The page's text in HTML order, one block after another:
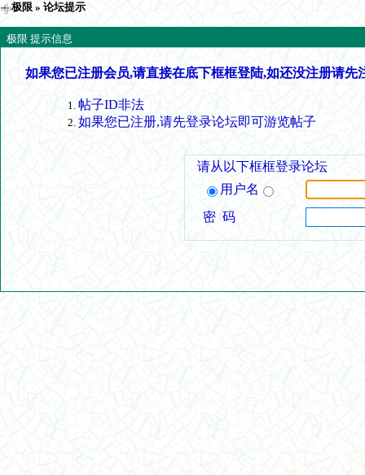
极限 » 论坛提示
极限 提示信息
如果您已注册会员,请直接在底下框框登陆,如还没注册请先
帖子ID非法
如果您已注册,请先登录论坛即可游览帖子
请从以下框框登录论坛
用户名
密 码